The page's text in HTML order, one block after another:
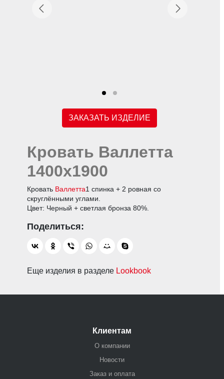
ЗАКАЗАТЬ ИЗДЕЛИЕ
Кровать Валлетта
1400х1900
Кровать Валлетта1 спинка + 2 ровная со
скруглёнными углами.
Цвет: Черный + светлая бронза 80%.
Еще изделия в разделе Lookbook
Клиентам
О компании
Новости
Заказ и оплата